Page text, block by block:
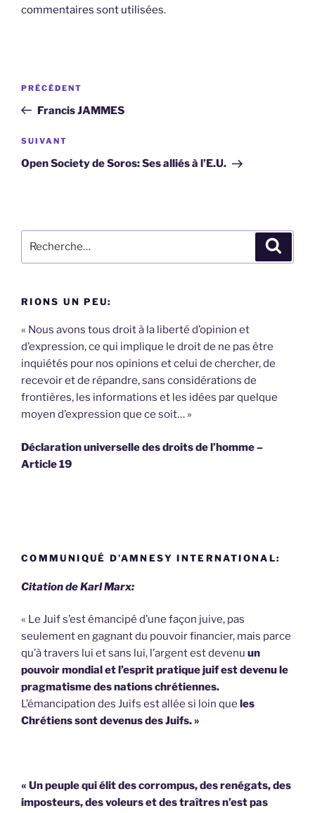
commentaires sont utilisées.
Navigation
l’article
Article
précédent
PRÉCÉDENT
Francis JAMMES
Article
suivant
SUIVANT
Open Society de Soros: Ses alliés à l’E.U.
pour
RIONS UN PEU:
« Nous avons tous droit à la liberté d’opinion et
d’expression, ce qui implique le droit de ne pas être
inquiétés pour nos opinions et celui de chercher, de
recevoir et de répandre, sans considérations de
frontières, les informations et les idées par quelque
moyen d’expression que ce soit… »
Déclaration universelle des droits de l’homme –
Article 19
COMMUNIQUÉ D’AMNESY INTERNATIONAL:
Citation de Karl Marx:
« Le Juif s’est émancipé d’une façon juive, pas
seulement en gagnant du pouvoir financier, mais parce
qu’à travers lui et sans lui, l’argent est devenu un
pouvoir mondial et l’esprit pratique juif est devenu le
pragmatisme des nations chrétiennes.
L’émancipation des Juifs est allée si loin que les
Chrétiens sont devenus des Juifs. »
« Un peuple qui élit des corrompus, des renégats, des
imposteurs, des voleurs et des traîtres n’est pas